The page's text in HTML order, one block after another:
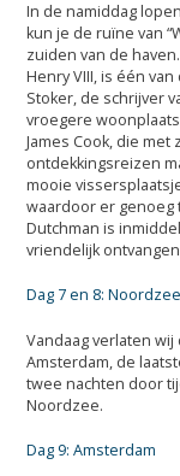
In de namiddag
kun je de ruïne van
zuiden van de
Henry VIII, is één
Stoker, de schrijver
vroegere
James Cook, die met
ontdekkingsreizen
mooie
waardoor er genoeg
Dutchman is
vriendelijk ontvangen
Dag 7 en 8: Noordzee
Vandaag verlaten
Amsterdam, de
twee nachten door
Noordzee.
Dag 9: Amsterdam